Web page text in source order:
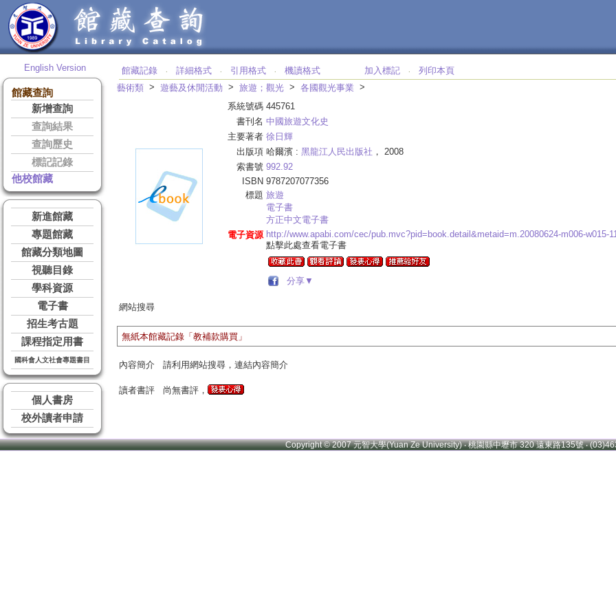
English Version
館藏查詢
新增查詢
查詢結果
查詢歷史
標記記錄
他校館藏
新進館藏
專題館藏
館藏分類地圖
視聽目錄
學科資源
電子書
招生考古題
課程指定用書
國科會人文社會專題書目
個人書房
校外讀者申請
館藏記錄 ‧ 詳細格式 ‧ 引用格式 ‧ 機讀格式 加入標記 ‧
列印本頁
藝術類 > 遊藝及休閒活動 > 旅遊；觀光 > 各國觀光事業 >
系統號碼 445761
書刊名 中國旅遊文化史
主要著者 徐日輝
出版項 哈爾濱 : 黑龍江人民出版社 ， 2008
索書號 992.92
ISBN 9787207077356
標題 旅遊
電子書
方正中文電子書
電子資源 http://www.apabi.com/cec/pub.mvc?pid=book.detail&metaid=m.20080624-m006-w015-
點擊此處查看電子書
分享▼
網站搜尋
無紙本館藏記錄「教補款購買」
內容簡介 請利用網站搜尋，連結內容簡介
讀者書評 尚無書評，
Copyright © 2007 元智大學(Yuan Ze University) ‧ 桃園縣中壢市 320 遠東路135號 ‧